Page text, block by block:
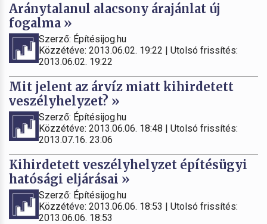
Aránytalanul alacsony árajánlat új
fogalma »
Szerző: Építésijog.hu
Közzétéve: 2013.06.02. 19:22 | Utolsó frissítés:
2013.06.02. 19:22
Mit jelent az árvíz miatt kihirdetett
veszélyhelyzet? »
Szerző: Építésijog.hu
Közzétéve: 2013.06.06. 18:48 | Utolsó frissítés:
2013.07.16. 23:06
Kihirdetett veszélyhelyzet építésügyi
hatósági eljárásai »
Szerző: Építésijog.hu
Közzétéve: 2013.06.06. 18:53 | Utolsó frissítés:
2013.06.06. 18:53